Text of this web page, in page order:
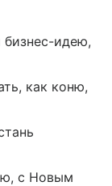
идею,
как коню,
с Новым